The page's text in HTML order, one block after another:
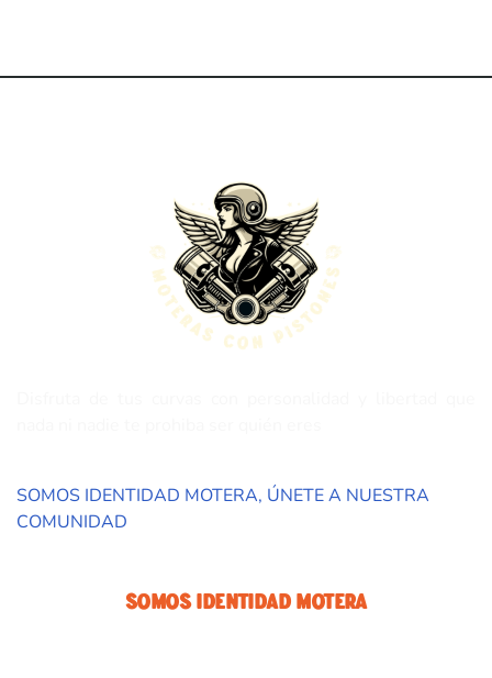
SOMOS IDENTIDAD MOTERA, ÚNETE A NUESTRA
COMUNIDAD
Somos Identidad Motera